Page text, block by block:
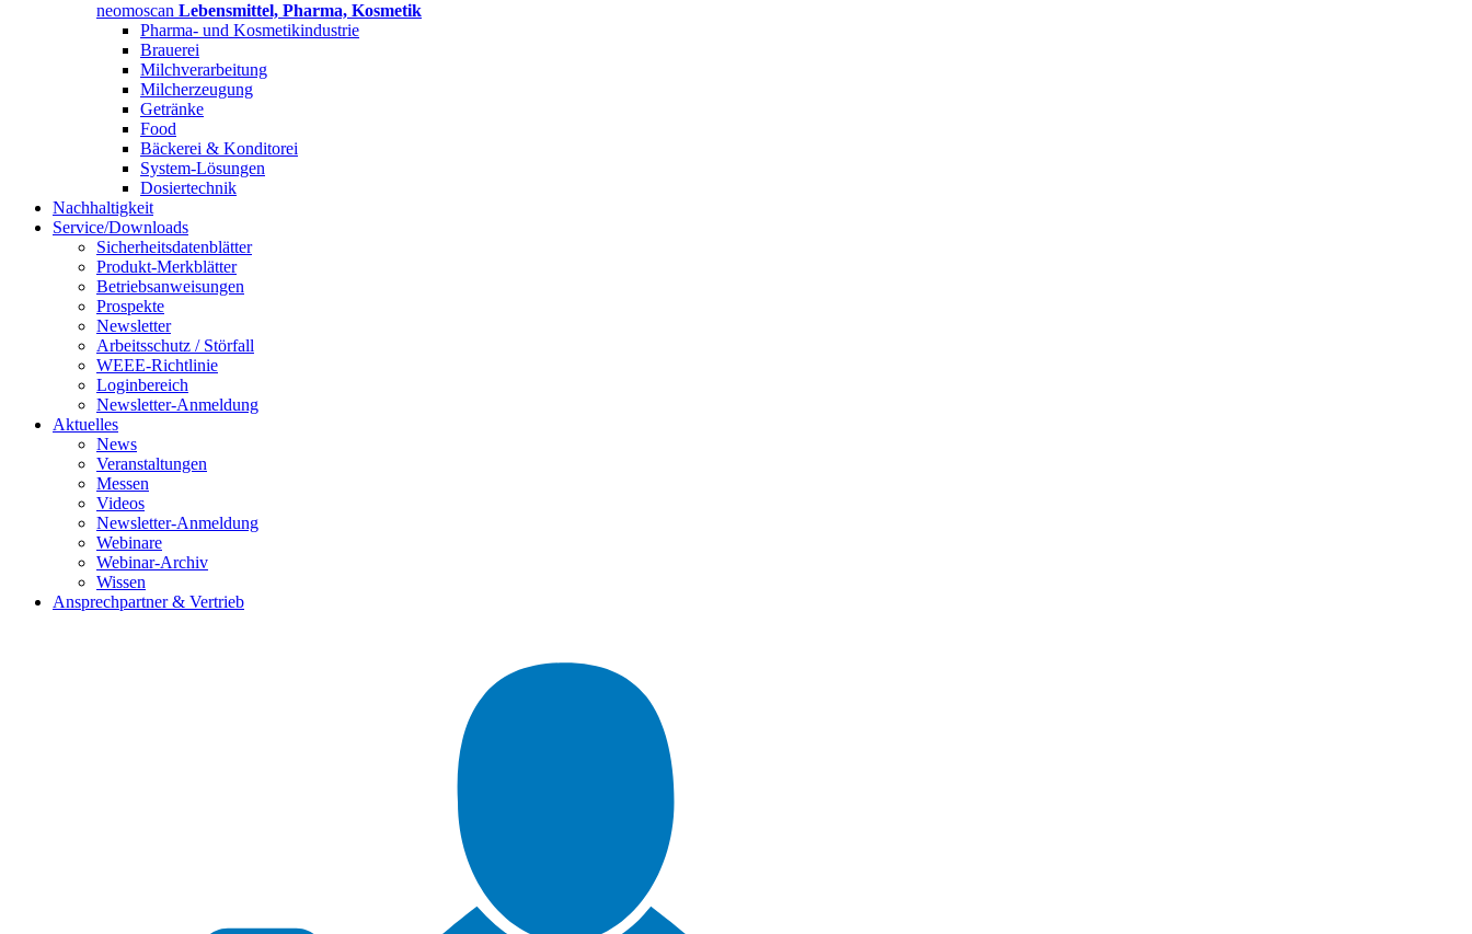
neomoscan Lebensmittel, Pharma, Kosmetik
Pharma- und Kosmetikindustrie
Brauerei
Milchverarbeitung
Milcherzeugung
Getränke
Food
Bäckerei & Konditorei
System-Lösungen
Dosiertechnik
Nachhaltigkeit
Service/Downloads
Sicherheitsdatenblätter
Produkt-Merkblätter
Betriebsanweisungen
Prospekte
Newsletter
Arbeitsschutz / Störfall
WEEE-Richtlinie
Loginbereich
Newsletter-Anmeldung
Aktuelles
News
Veranstaltungen
Messen
Videos
Newsletter-Anmeldung
Webinare
Webinar-Archiv
Wissen
Ansprechpartner & Vertrieb